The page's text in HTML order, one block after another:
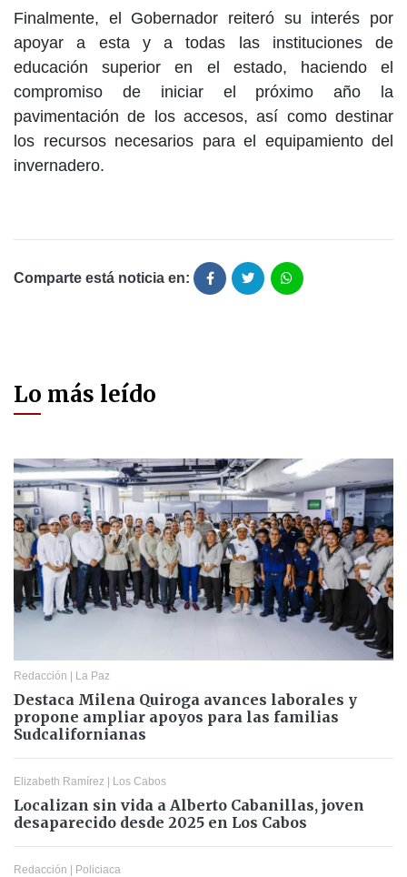
Finalmente, el Gobernador reiteró su interés por
apoyar a esta y a todas las instituciones de
educación superior en el estado, haciendo el
compromiso de iniciar el próximo año la
pavimentación de los accesos, así como destinar
los recursos necesarios para el equipamiento del
invernadero.
Comparte está noticia en:
Lo más leído
Redacción | La Paz
Destaca Milena Quiroga avances laborales y
propone ampliar apoyos para las familias
Sudcalifornianas
Elizabeth Ramírez | Los Cabos
Localizan sin vida a Alberto Cabanillas, joven
desaparecido desde 2025 en Los Cabos
Redacción | Policiaca